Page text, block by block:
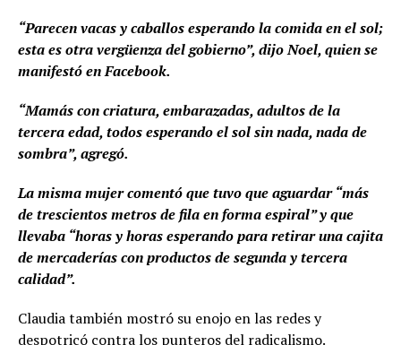
“Parecen vacas y caballos esperando la comida en el sol;
esta es otra vergüenza del gobierno”, dijo Noel, quien se
manifestó en Facebook.
“Mamás con criatura, embarazadas, adultos de la
tercera edad, todos esperando el sol sin nada, nada de
sombra”, agregó.
La misma mujer comentó que tuvo que aguardar “más
de trescientos metros de fila en forma espiral” y que
llevaba “horas y horas esperando para retirar una cajita
de mercaderías con productos de segunda y tercera
calidad”.
Claudia también mostró su enojo en las redes y
despotricó contra los punteros del radicalismo.